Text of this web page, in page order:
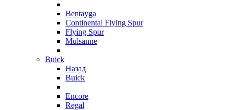
Bentayga
Continental Flying Spur
Flying Spur
Mulsanne
Buick
Назад
Buick
Encore
Regal